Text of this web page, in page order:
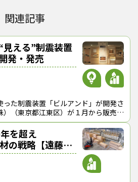
関連記事
える”制震装置
発・発売
た制震装置「ビルアンド」が開発さ
）（東京都江東区）が１月から販売し
震ダンパーを「見える化」し、造り付
うにして
を超え
の戦略【遠藤日